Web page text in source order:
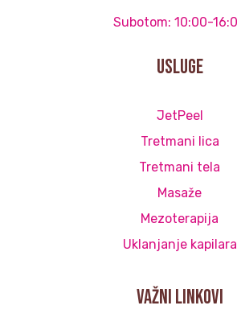
Subotom: 10:00-
Usluge
JetPeel
Tretmani lica
Tretmani tela
Masaže
Mezoterapija
Uklanjanje kapilara
važni linkovi